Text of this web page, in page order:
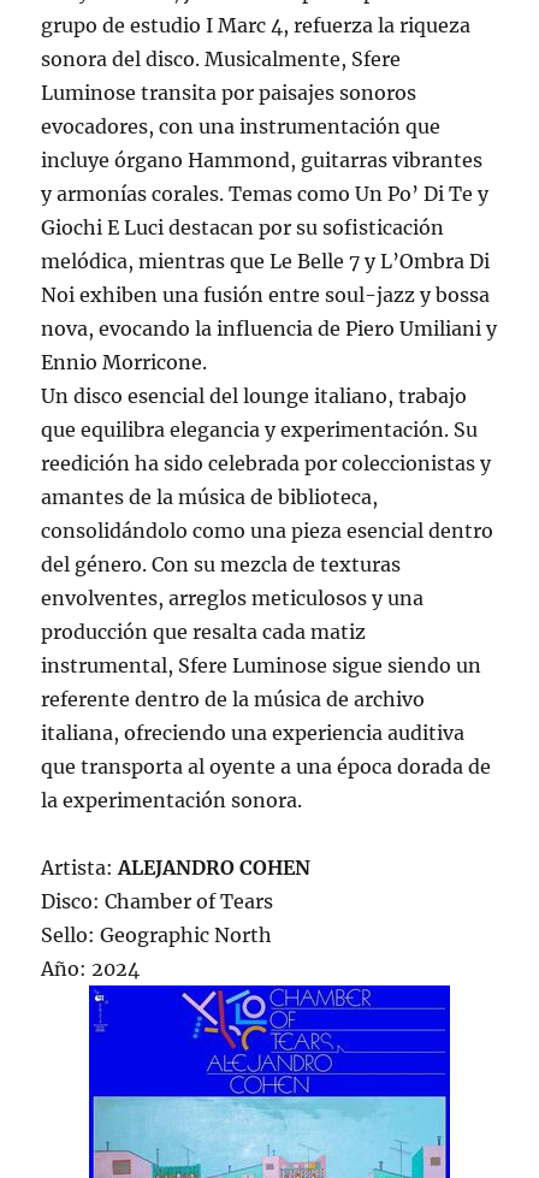
grupo de estudio I Marc 4, refuerza la riqueza
sonora del disco. Musicalmente, Sfere
Luminose transita por paisajes sonoros
evocadores, con una instrumentación que
incluye órgano Hammond, guitarras vibrantes
y armonías corales. Temas como Un Po’ Di Te y
Giochi E Luci destacan por su sofisticación
melódica, mientras que Le Belle 7 y L’Ombra Di
Noi exhiben una fusión entre soul-jazz y bossa
nova, evocando la influencia de Piero Umiliani y
Ennio Morricone.
Un disco esencial del lounge italiano, trabajo
que equilibra elegancia y experimentación. Su
reedición ha sido celebrada por coleccionistas y
amantes de la música de biblioteca,
consolidándolo como una pieza esencial dentro
del género. Con su mezcla de texturas
envolventes, arreglos meticulosos y una
producción que resalta cada matiz
instrumental, Sfere Luminose sigue siendo un
referente dentro de la música de archivo
italiana, ofreciendo una experiencia auditiva
que transporta al oyente a una época dorada de
la experimentación sonora.
Artista:ALEJANDRO COHEN
Disco: Chamber of Tears
Sello: Geographic North
Año: 2024